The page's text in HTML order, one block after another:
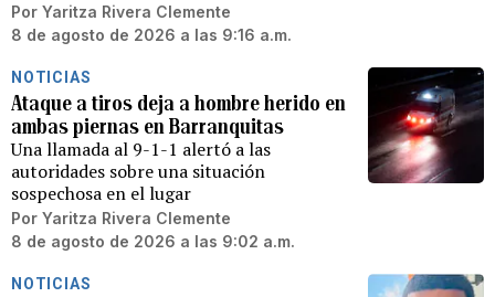
Por Yaritza Rivera Clemente
8 de agosto de 2026 a las 9:16 a.m.
NOTICIAS
Ataque a tiros deja a hombre herido en
ambas piernas en Barranquitas
Una llamada al 9-1-1 alertó a las
autoridades sobre una situación
sospechosa en el lugar
Por Yaritza Rivera Clemente
8 de agosto de 2026 a las 9:02 a.m.
NOTICIAS